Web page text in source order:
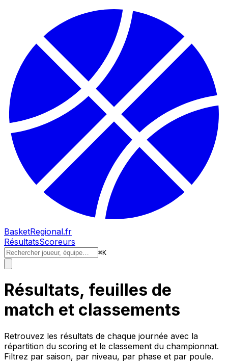
BasketRegional.fr
RésultatsScoreurs
⌘K
Résultats, feuilles de
match et classements
Retrouvez les résultats de chaque journée avec la
répartition du scoring et le classement du championnat.
Filtrez par saison, par niveau, par phase et par poule.